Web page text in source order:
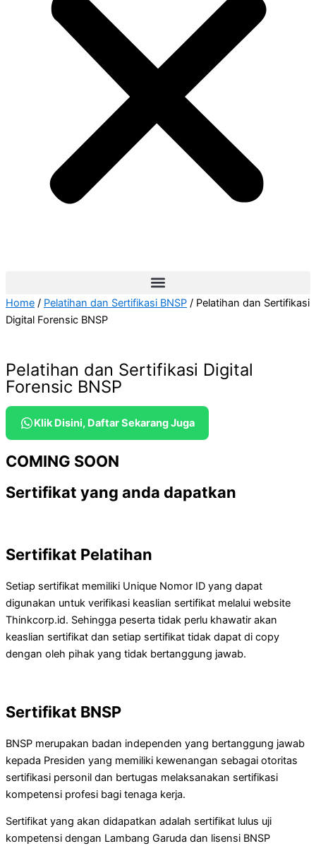
Home / Pelatihan dan Sertifikasi BNSP / Pelatihan dan Sertifikasi
Digital Forensic BNSP
Pelatihan dan Sertifikasi Digital
Forensic BNSP
Klik Disini, Daftar Sekarang Juga
COMING SOON
Sertifikat yang anda dapatkan
Sertifikat Pelatihan
Setiap sertifikat memiliki Unique Nomor ID yang dapat
digunakan untuk verifikasi keaslian sertifikat melalui website
Thinkcorp.id. Sehingga peserta tidak perlu khawatir akan
keaslian sertifikat dan setiap sertifikat tidak dapat di copy
dengan oleh pihak yang tidak bertanggung jawab.
Sertifikat BNSP
BNSP merupakan badan independen yang bertanggung jawab
kepada Presiden yang memiliki kewenangan sebagai otoritas
sertifikasi personil dan bertugas melaksanakan sertifikasi
kompetensi profesi bagi tenaga kerja.
Sertifikat yang akan didapatkan adalah sertifikat lulus uji
kompetensi dengan Lambang Garuda dan lisensi BNSP